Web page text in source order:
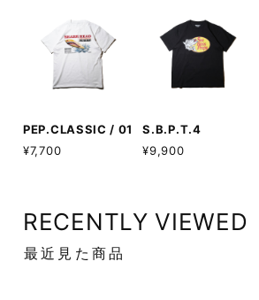
PEP.CLASSIC / 01
¥7,700
S.B.P.T.4
¥9,900
RECENTLY VIEWED
最近見た商品